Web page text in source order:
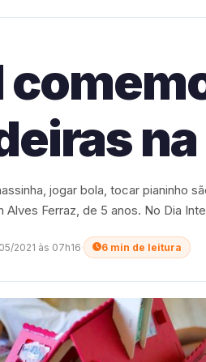
jogar bola, tocar pianinho
Alves Ferraz, de 5 anos. No Dia
2021 às 07h16· 6 min de leitura